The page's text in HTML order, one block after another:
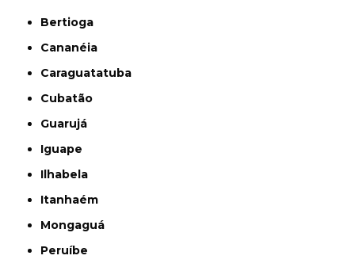
Bertioga
Cananéia
Caraguatatuba
Cubatão
Guarujá
Iguape
Ilhabela
Itanhaém
Mongaguá
Peruíbe